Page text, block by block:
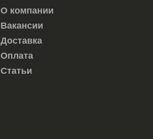
О компании
Вакансии
Доставка
Оплата
Статьи